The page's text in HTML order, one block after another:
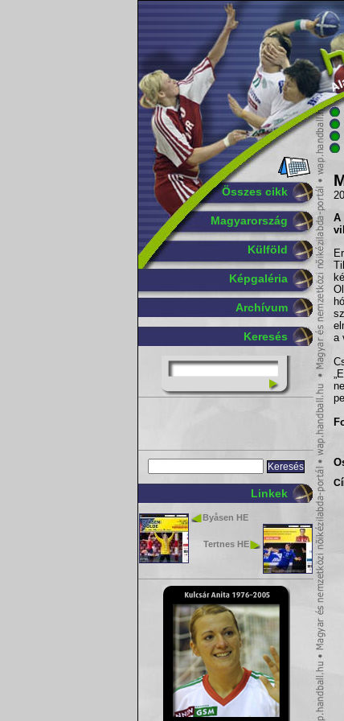
Összes cikk
Magyarország
Külföld
Képgaléria
Archívum
Keresés
Linkek
Byåsen HE
Tertnes HE
A
a